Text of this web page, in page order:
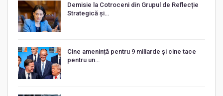
Demisie la Cotroceni din Grupul de Reflecție
Strategică și…
Cine amenință pentru 9 miliarde și cine tace
pentru un…